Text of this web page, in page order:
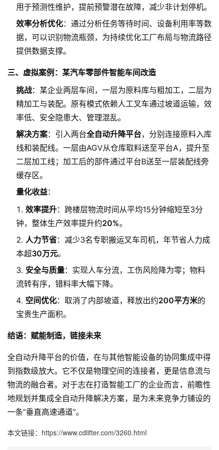
用于预测性维护，提前预警潜在故障，减少非计划停机。
效率分析优化：通过分析任务等待时间、设备利用率等数
据，可以识别物流瓶颈，为持续优化工厂布局与物流路径
提供数据支撑。
三、虚拟案例：某汽车零部件智能车间改造
挑战：某企业两层车间，一层为原料库与粗加工，二层为
精加工与装配。原有模式依赖人工叉车通过坡道运输，效
率低、安全隐患大、管理混乱。
解决方案：引入两台全自动升降平台，分别连接原料入库
线和装配线。一层由AGV从仓库取料送至平台A，提升至
二层加工线；加工后的部件通过平台B送至一层装配线旁
缓存区。
量化收益：
效率提升：跨楼层物流时间从平均15分钟缩短至3分
钟，整体生产效率提升约20%。
人力节省：减少3名专职搬运叉车司机，年节省人力成
本超30万元。
安全与质量：实现人车分流，工伤风险降为零；物料
流转有序，错料率大幅下降。
空间优化：取消了内部坡道，释放出约200平方米的
宝贵生产面积。
结语：赋能制造，链接未来
全自动升降平台的价值，在与其他智能设备的协同集成中得
到指数级放大。它不仅是物理空间的连接者，更是信息流与
物流的融合者。对于志在打造智能工厂的企业而言，前瞻性
地规划并集成全自动升降解决方案，是为未来竞争力铺设的
一条“垂直高速通道”。
本文链接：https://www.cdlifter.com/3260.html